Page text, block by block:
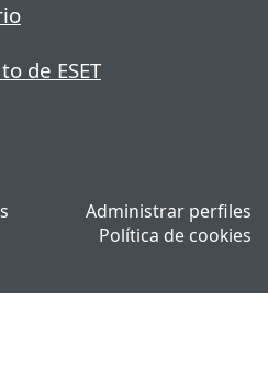
de ESET
Administrar perfiles
Política de cookies